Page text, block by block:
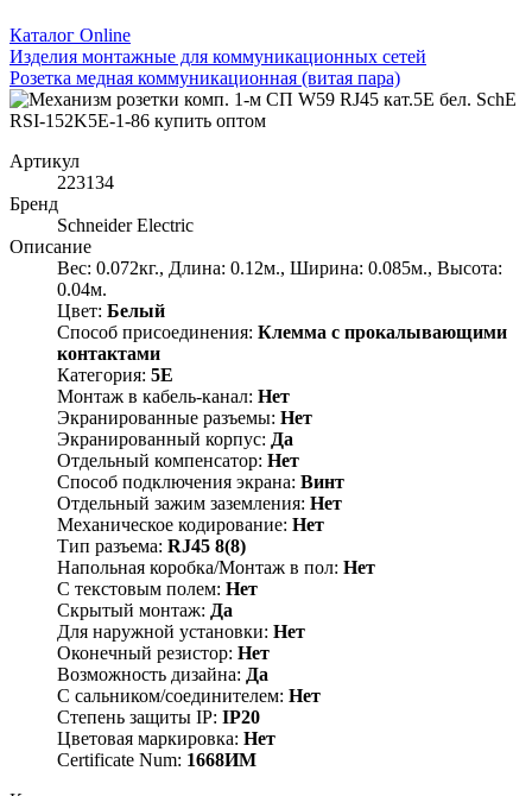
Каталог Online
Изделия монтажные для коммуникационных сетей
Розетка медная коммуникационная (витая пара)
Артикул
223134
Бренд
Schneider Electric
Описание
Вес: 0.072кг., Длина: 0.12м., Ширина: 0.085м., Высота:
0.04м.
Цвет: Белый
Способ присоединения: Клемма с прокалывающими
контактами
Категория: 5E
Монтаж в кабель-канал: Нет
Экранированные разъемы: Нет
Экранированный корпус: Да
Отдельный компенсатор: Нет
Способ подключения экрана: Винт
Отдельный зажим заземления: Нет
Механическое кодирование: Нет
Тип разъема: RJ45 8(8)
Напольная коробка/Монтаж в пол: Нет
С текстовым полем: Нет
Скрытый монтаж: Да
Для наружной установки: Нет
Оконечный резистор: Нет
Возможность дизайна: Да
С сальником/соединителем: Нет
Степень защиты IP: IP20
Цветовая маркировка: Нет
Certificate Num: 1668ИМ